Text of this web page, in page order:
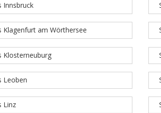
Innsbruck
Klagenfurt am Wörthersee
Klosterneuburg
Leoben
Linz